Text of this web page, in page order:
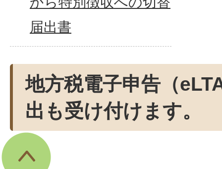
届出書
地方税電子申告（
出も受け付けます。